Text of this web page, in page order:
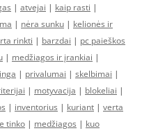
| atvejai | kaip rasti |
| nėra sunku | kelionės ir
rinkti | barzdai | pc paieškos
| medžiagos ir įrankiai |
| privalumai | skelbimai |
| motyvacija | blokeliai |
| inventorius | kuriant | verta
tinko | medžiagos | kuo